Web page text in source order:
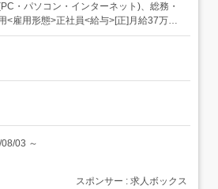
・パソコン・インターネット)、総務・
<雇用形態>正社員<給与>[正]月給37万円
[正]には、固定残業代:49,143円 20時間
いします。 試用期間:3ヶ月/正社員/月給
03 ～
スポンサー : 求人ボックス